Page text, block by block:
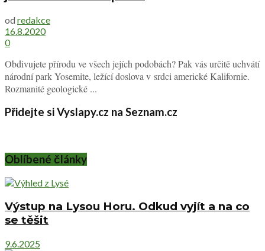
od redakce
16.8.2020
0
Obdivujete přírodu ve všech jejích podobách? Pak vás určitě uchvátí
národní park Yosemite, ležící doslova v srdci americké Kalifornie.
Rozmanité geologické ...
Přidejte si Vyslapy.cz na Seznam.cz
Oblíbené články
Výstup na Lysou Horu. Odkud vyjít a na co
se těšit
9.6.2025